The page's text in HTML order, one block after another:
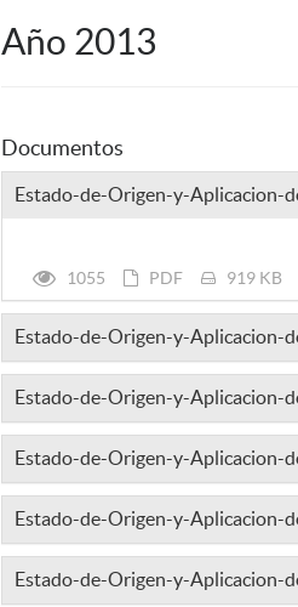
Año 2013
Documentos
Estado-de-Origen-y-Aplicacion-
1055 PDF 919 KB
Estado-de-Origen-y-Aplicacion-
Estado-de-Origen-y-Aplicacion-
Estado-de-Origen-y-Aplicacion-
Estado-de-Origen-y-Aplicacion-
Estado-de-Origen-y-Aplicacion-